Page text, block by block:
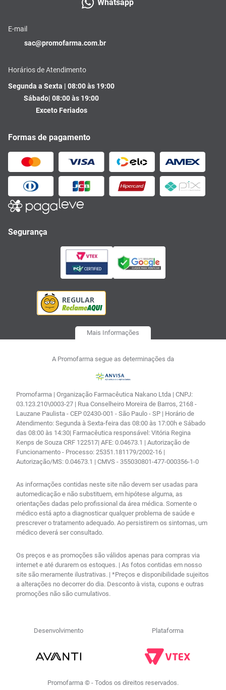
Whatsapp
E-mail
sac@promofarma.com.br
Horários de Atendimento
Segunda a Sexta | 08:00 às 19:00
Sábado| 08:00 às 19:00
Exceto Feriados
Formas de pagamento
Segurança
Mais Informações
A Promofarma segue as determinações da
Promofarma | Organização Farmacêutica Nakano Ltda | CNPJ:
03.123.210\0003-27 | Rua Conselheiro Moreira de Barros, 2168 -
Lauzane Paulista - CEP 02430-001 - São Paulo - SP | Horário de
Atendimento: Segunda à Sexta-feira das 08:00 às 17:00h e Sábado
das 08:00 às 14:30| Farmacêutica responsável: Vitória Regina
Kenps de Souza CRF 122517| AFE: 0.04673.1 | Autorização de
Funcionamento - Processo: 25351.181179/2002-16 |
Autorização/MS: 0.04673.1 | CMVS - 355030801-477-000356-1-0
As informações contidas neste site não devem ser usadas para
automedicação e não substituem, em hipótese alguma, as
orientações dadas pelo profissional da área médica. Somente o
médico está apto a diagnosticar qualquer problema de saúde e
prescrever o tratamento adequado. Ao persistirem os sintomas, um
médico deverá ser consultado.
Os preços e as promoções são válidos apenas para compras via
internet e até durarem os estoques. | As fotos contidas em nosso
site são meramente ilustrativas. | *Preços e disponibilidade sujeitos
a alterações no decorrer do dia. Desconto à vista, cupons e outras
promoções não são cumulativos.
Desenvolvimento Plataforma
Promofarma © - Todos os direitos reservados.